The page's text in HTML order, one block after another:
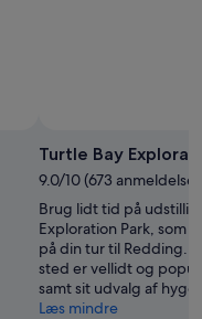
Turtle Bay
9.0/10 (673
Brug lidt tid på
Exploration Park, som
på din tur til Redding.
sted er vellidt og
samt sit udvalg af
Læs mindre